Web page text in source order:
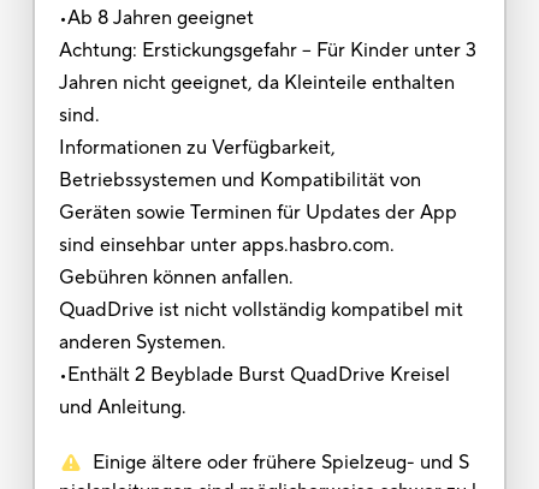
•Ab 8 Jahren geeignet
Achtung: Erstickungsgefahr – Für Kinder unter 3
Jahren nicht geeignet, da Kleinteile enthalten
sind.
Informationen zu Verfügbarkeit,
Betriebssystemen und Kompatibilität von
Geräten sowie Terminen für Updates der App
sind einsehbar unter apps.hasbro.com.
Gebühren können anfallen.
QuadDrive ist nicht vollständig kompatibel mit
anderen Systemen.
•Enthält 2 Beyblade Burst QuadDrive Kreisel
und Anleitung.
Einige ältere oder frühere Spielzeug- und S